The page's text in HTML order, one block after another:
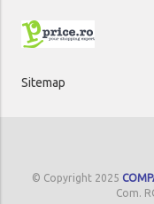
Sitemap
© Copyright 2025
Com.